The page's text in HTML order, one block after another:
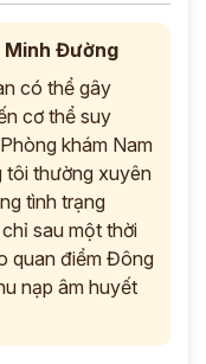
Minh Đường
có thể gây
cơ thể suy
khám Nam
thường xuyên
tình trạng
sau một thời
quan điểm Đông
nạp âm huyết